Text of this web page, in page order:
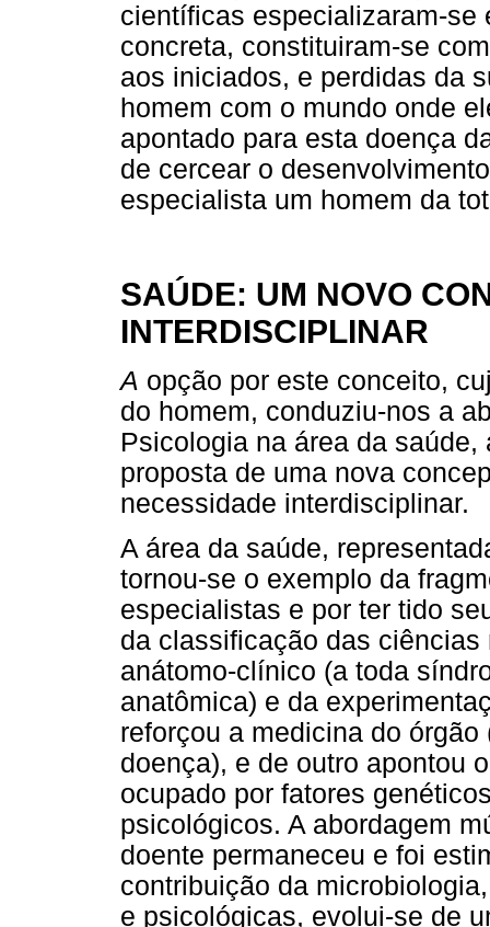
científicas especializaram-se
concreta, constituiram-se
aos iniciados, e perdidas da
homem com o mundo onde
apontado para esta doença
de cercear o
especialista um homem da
SAÚDE: UM NOVO
INTERDISCIPLINAR
A opção por este conceito,
do homem, conduziu-nos a
Psicologia na área da
proposta de uma nova
necessidade interdisciplinar.
A área da saúde,
tornou-se o exemplo da
especialistas e por ter tido
da classificação das
anátomo-clínico (a toda
anatômica) e da
reforçou a medicina do
doença), e de outro apontou
ocupado por fatores
psicológicos. A abordagem
doente permaneceu e foi
contribuição da
e psicológicas, evolui-se de